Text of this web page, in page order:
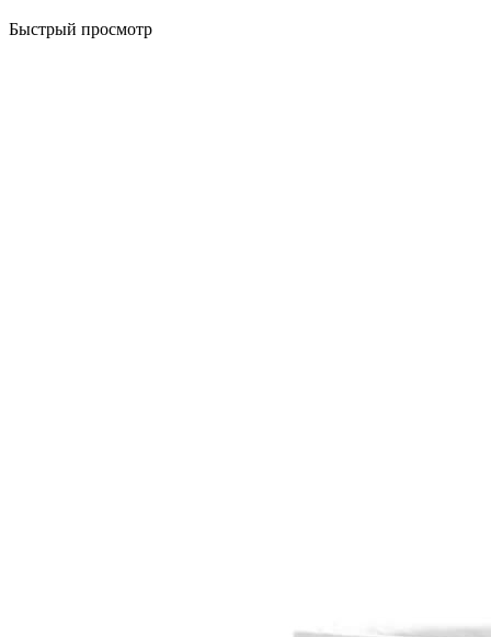
Быстрый просмотр